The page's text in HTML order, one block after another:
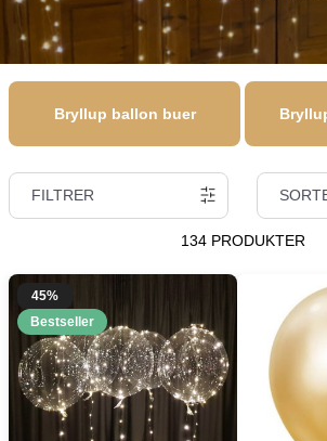
Bryllup ballon buer
FILTRER
134 PRODUKTER
45%
Bestseller